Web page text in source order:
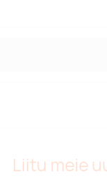
Liitu meie